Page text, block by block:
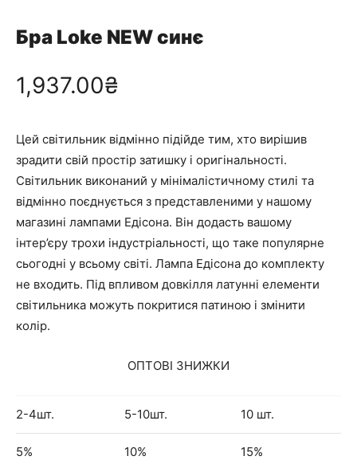
Бра Loke NEW синє
1,937.00₴
Цей світильник відмінно підійде тим, хто вирішив
зрадити свій простір затишку і оригінальності.
Світильник виконаний у мінімалістичному стилі та
відмінно поєднується з представленими у нашому
магазині лампами Едісона. Він додасть вашому
інтер’єру трохи індустріальності, що таке популярне
сьогодні у всьому світі. Лампа Едісона до комплекту
не входить. Під впливом довкілля латунні елементи
світильника можуть покритися патиною і змінити
колір.
ОПТОВІ ЗНИЖКИ
2-4шт. 5-10шт. 10 шт.
5% 10% 15%